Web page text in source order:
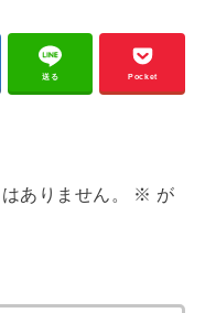
送る Pocket
ありません。 ※ が